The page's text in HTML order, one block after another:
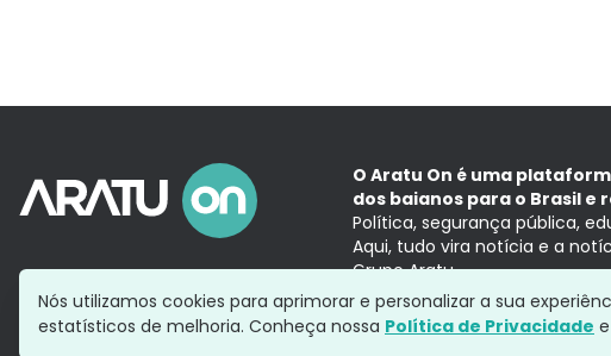
O Aratu On é uma
dos baianos para o Brasil e
Política, segurança pública,
Aqui, tudo vira notícia e a
Grupo Aratu
Nós utilizamos cookies para aprimorar e personalizar a sua
estatísticos de melhoria. Conheça nossa Política de Privacidade